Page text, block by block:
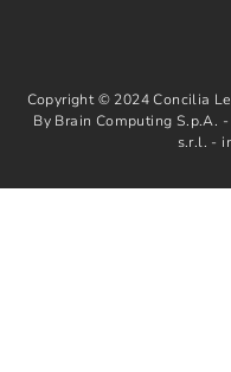
Copyright © 2024 Concilia
By Brain Computing S.p.A.
s.r.l. -